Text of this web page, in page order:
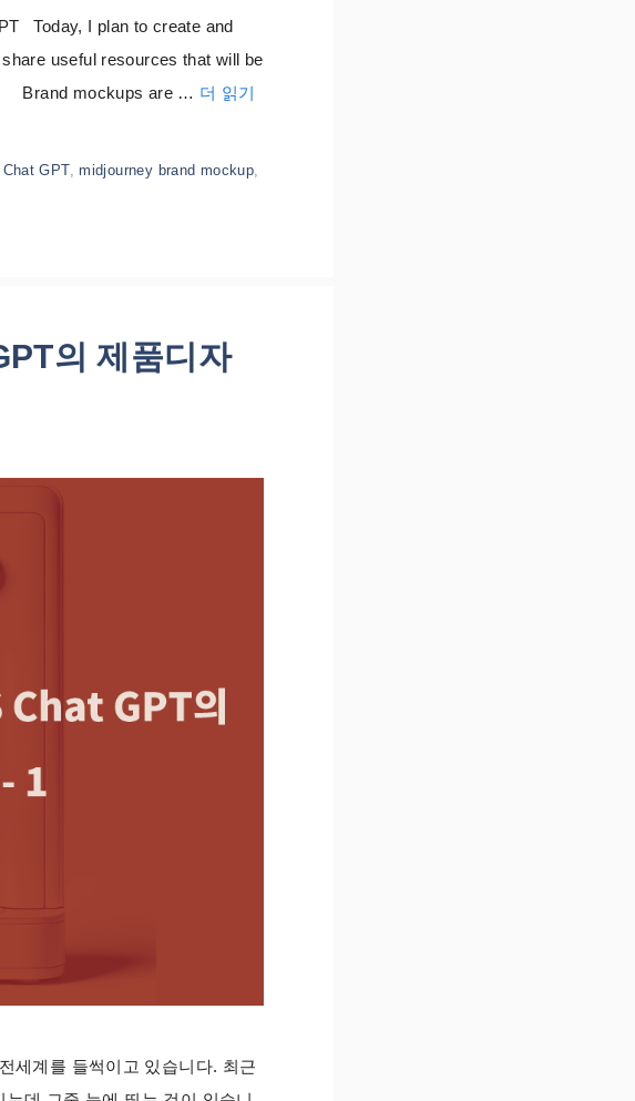
Today, I plan to create and
useful resources that will be
Brand mockups are … 더 읽기
GPT,midjourney brand mockup
의 제품디자
세계를 들썩이고 있습니다. 최근